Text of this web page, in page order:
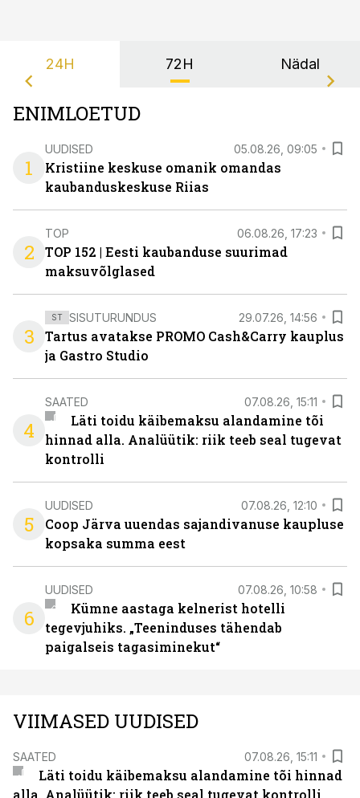
24H 72H Nädal
ENIMLOETUD
1
UUDISED 05.08.26, 09:05
Kristiine keskuse omanik omandas
kaubanduskeskuse Riias
2
TOP 06.08.26, 17:23
TOP 152 | Eesti kaubanduse suurimad
maksuvõlglased
3
ST SISUTURUNDUS 29.07.26, 14:56
Tartus avatakse PROMO Cash&Carry kauplus
ja Gastro Studio
4
SAATED 07.08.26, 15:11
Läti toidu käibemaksu alandamine tõi
hinnad alla. Analüütik: riik teeb seal tugevat
kontrolli
5
UUDISED 07.08.26, 12:10
Coop Järva uuendas sajandivanuse kaupluse
kopsaka summa eest
6
UUDISED 07.08.26, 10:58
Kümne aastaga kelnerist hotelli
tegevjuhiks. „Teeninduses tähendab
paigalseis tagasiminekut“
VIIMASED UUDISED
SAATED 07.08.26, 15:11
Läti toidu käibemaksu alandamine tõi hinnad
alla. Analüütik: riik teeb seal tugevat kontrolli